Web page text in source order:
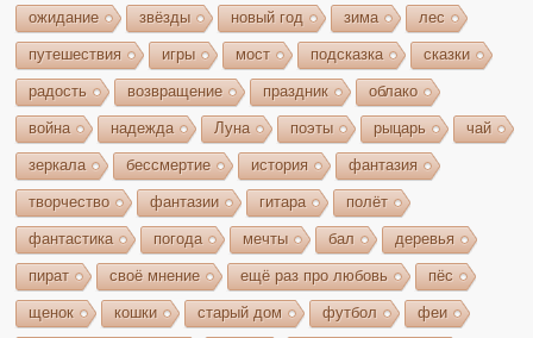
ожидание звёзды новый год зима лес
путешествия игры мост подсказка сказки
радость возвращение праздник облако
война надежда Луна поэты рыцарь чай
зеркала бессмертие история фантазия
творчество фантазии гитара полёт
фантастика погода мечты бал деревья
пират своё мнение ещё раз про любовь пёс
щенок кошки старый дом футбол феи